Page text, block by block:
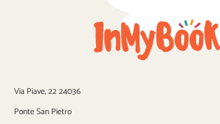
Via Piave, 22 24036
Ponte San Pietro